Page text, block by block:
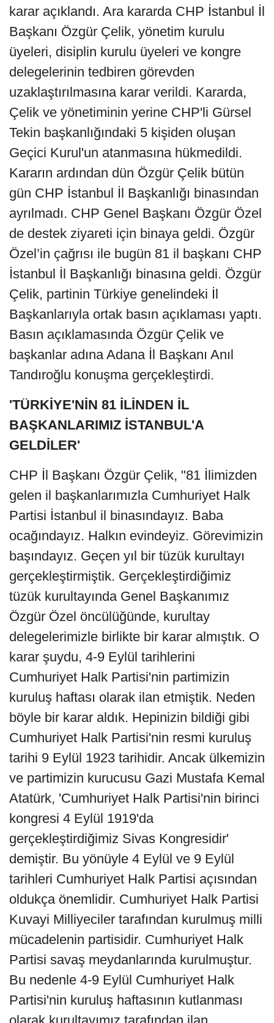
karar açıklandı. Ara kararda CHP İstanbul İl
Başkanı Özgür Çelik, yönetim kurulu
üyeleri, disiplin kurulu üyeleri ve kongre
delegelerinin tedbiren görevden
uzaklaştırılmasına karar verildi. Kararda,
Çelik ve yönetiminin yerine CHP'li Gürsel
Tekin başkanlığındaki 5 kişiden oluşan
Geçici Kurul'un atanmasına hükmedildi.
Kararın ardından dün Özgür Çelik bütün
gün CHP İstanbul İl Başkanlığı binasından
ayrılmadı. CHP Genel Başkanı Özgür Özel
de destek ziyareti için binaya geldi. Özgür
Özel’in çağrısı ile bugün 81 il başkanı CHP
İstanbul İl Başkanlığı binasına geldi. Özgür
Çelik, partinin Türkiye genelindeki İl
Başkanlarıyla ortak basın açıklaması yaptı.
Basın açıklamasında Özgür Çelik ve
başkanlar adına Adana İl Başkanı Anıl
Tandıroğlu konuşma gerçekleştirdi.
'TÜRKİYE'NİN 81 İLİNDEN İL
BAŞKANLARIMIZ İSTANBUL'A
GELDİLER'
CHP İl Başkanı Özgür Çelik, "81 İlimizden
gelen il başkanlarımızla Cumhuriyet Halk
Partisi İstanbul il binasındayız. Baba
ocağındayız. Halkın evindeyiz. Görevimizin
başındayız. Geçen yıl bir tüzük kurultayı
gerçekleştirmiştik. Gerçekleştirdiğimiz
tüzük kurultayında Genel Başkanımız
Özgür Özel öncülüğünde, kurultay
delegelerimizle birlikte bir karar almıştık. O
karar şuydu, 4-9 Eylül tarihlerini
Cumhuriyet Halk Partisi'nin partimizin
kuruluş haftası olarak ilan etmiştik. Neden
böyle bir karar aldık. Hepinizin bildiği gibi
Cumhuriyet Halk Partisi'nin resmi kuruluş
tarihi 9 Eylül 1923 tarihidir. Ancak ülkemizin
ve partimizin kurucusu Gazi Mustafa Kemal
Atatürk, 'Cumhuriyet Halk Partisi'nin birinci
kongresi 4 Eylül 1919'da
gerçekleştirdiğimiz Sivas Kongresidir'
demiştir. Bu yönüyle 4 Eylül ve 9 Eylül
tarihleri Cumhuriyet Halk Partisi açısından
oldukça önemlidir. Cumhuriyet Halk Partisi
Kuvayi Milliyeciler tarafından kurulmuş milli
mücadelenin partisidir. Cumhuriyet Halk
Partisi savaş meydanlarında kurulmuştur.
Bu nedenle 4-9 Eylül Cumhuriyet Halk
Partisi'nin kuruluş haftasının kutlanması